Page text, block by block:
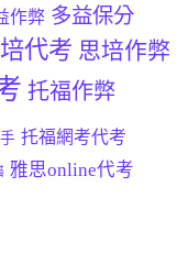
作弊 多益保分
代考 思培作弊
托福作弊
托福網考代考
雅思online代考